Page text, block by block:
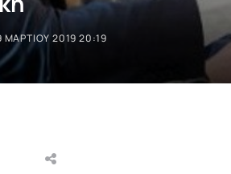
ΜΑΡΤΊΟΥ 2019 20:19